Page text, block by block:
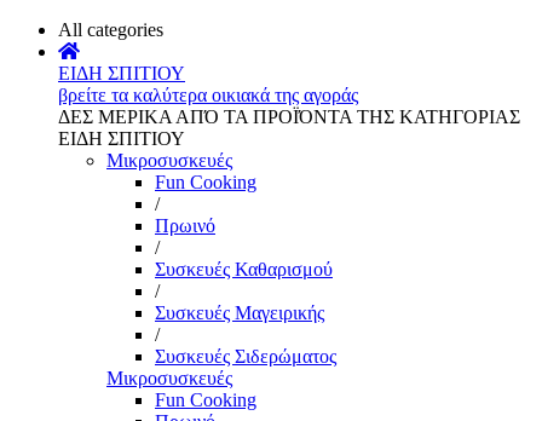
All categories
ΕΙΔΗ ΣΠΙΤΙΟΥ
βρείτε τα καλύτερα οικιακά της αγοράς
ΔΕΣ ΜΕΡΙΚΑ ΑΠΌ ΤΑ ΠΡΟΪΌΝΤΑ ΤΗΣ ΚΑΤΗΓΟΡΙΑΣ
ΕΙΔΗ ΣΠΙΤΙΟΥ
Μικροσυσκευές
Fun Cooking
/
Πρωινό
/
Συσκευές Καθαρισμού
/
Συσκευές Μαγειρικής
/
Συσκευές Σιδερώματος
Μικροσυσκευές
Fun Cooking